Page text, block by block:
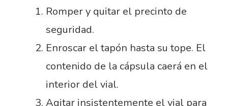
Romper y quitar el precinto de
seguridad.
Enroscar el tapón hasta su tope. El
contenido de la cápsula caerá en el
interior del vial.
Agitar insistentemente el vial para